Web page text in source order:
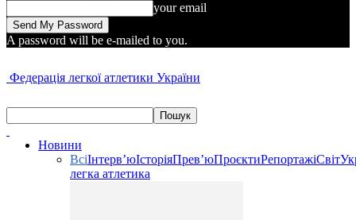
your email
A password will be e-mailed to you.
Федерація легкої атлетики України
Новини
ВсіІнтерв’юІсторіяПрев’юПроєктиРепортажіСвіт
легка атлетика